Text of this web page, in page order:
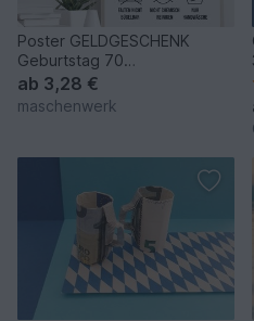
Poster GELDGESCHENK
Geburtstag 70
Waschanleitung DOWNLOAD
ab 3,28 €
maschenwerk